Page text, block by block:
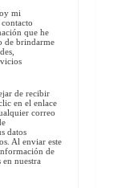
mi
que he
de brindarme
de recibir
en el enlace
correo
datos
Al enviar este
de
nuestra